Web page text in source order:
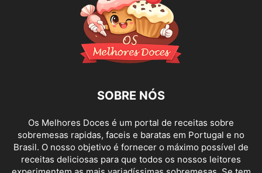
SOBRE NÓS
Os Melhores Doces é um portal de receitas sobre
sobremesas rapidas, faceis e baratas em Portugal e no
Brasil. O nosso objetivo é fornecer o máximo possível de
receitas deliciosas para que todos os nossos leitores